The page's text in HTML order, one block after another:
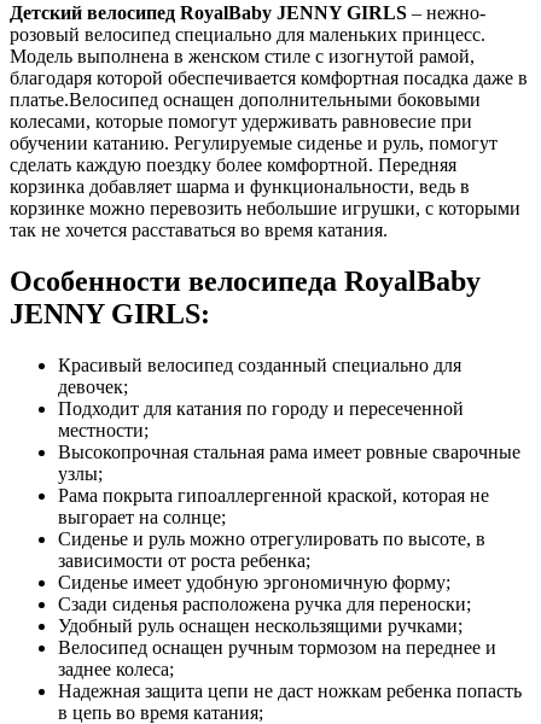
Детский велосипед RoyalBaby JENNY GIRLS – нежно-
розовый велосипед специально для маленьких принцесс.
Модель выполнена в женском стиле с изогнутой рамой,
благодаря которой обеспечивается комфортная посадка даже в
платье.Велосипед оснащен дополнительными боковыми
колесами, которые помогут удерживать равновесие при
обучении катанию. Регулируемые сиденье и руль, помогут
сделать каждую поездку более комфортной. Передняя
корзинка добавляет шарма и функциональности, ведь в
корзинке можно перевозить небольшие игрушки, с которыми
так не хочется расставаться во время катания.
Особенности велосипеда RoyalBaby
JENNY GIRLS:
Красивый велосипед созданный специально для
девочек;
Подходит для катания по городу и пересеченной
местности;
Высокопрочная стальная рама имеет ровные сварочные
узлы;
Рама покрыта гипоаллергенной краской, которая не
выгорает на солнце;
Сиденье и руль можно отрегулировать по высоте, в
зависимости от роста ребенка;
Сиденье имеет удобную эргономичную форму;
Сзади сиденья расположена ручка для переноски;
Удобный руль оснащен нескользящими ручками;
Велосипед оснащен ручным тормозом на переднее и
заднее колеса;
Надежная защита цепи не даст ножкам ребенка попасть
в цепь во время катания;